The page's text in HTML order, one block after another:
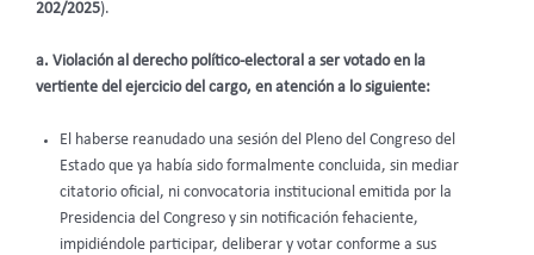
202/2025).
a. Violación al derecho político-electoral a ser votado en la
vertiente del ejercicio del cargo, en atención a lo siguiente:
El haberse reanudado una sesión del Pleno del Congreso del
Estado que ya había sido formalmente concluida, sin mediar
citatorio oficial, ni convocatoria institucional emitida por la
Presidencia del Congreso y sin notificación fehaciente,
impidiéndole participar, deliberar y votar conforme a sus